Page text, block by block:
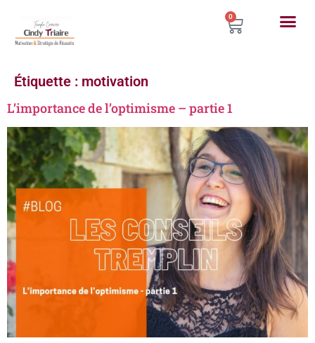
0
Étiquette : motivation
L’importance de l’optimisme – partie 1